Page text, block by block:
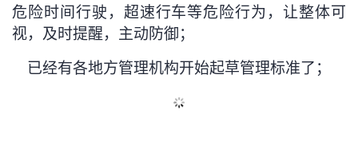
注
验
收
议
危险时间行驶，超速行车等危险行为，让整体可
视，及时提醒，主动防御；
已经有各地方管理机构开始起草管理标准了；